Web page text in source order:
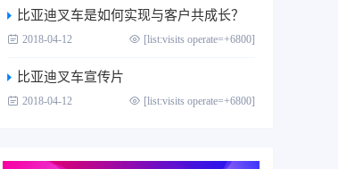
比亚迪叉车是如何实现与客户共成长？
2018-04-12 [list:visits operate=+6800]
比亚迪叉车宣传片
2018-04-12 [list:visits operate=+6800]